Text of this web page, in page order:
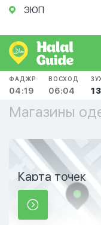
ЭЮП
ФАДЖР
04:19
ВОСХОД
06:04
Магазины
Карта точек